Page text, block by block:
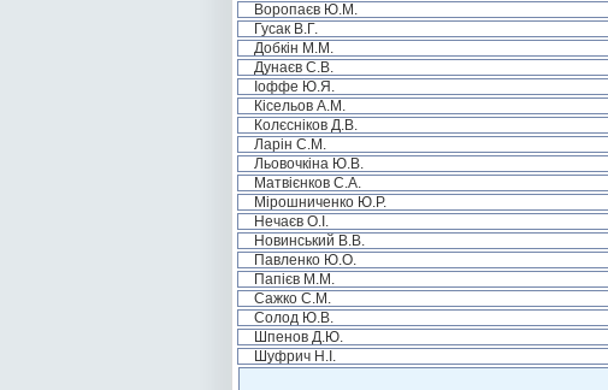
Воропаєв Ю.М.
Гусак В.Г.
Добкін М.М.
Дунаєв С.В.
Іоффе Ю.Я.
Кісельов А.М.
Колєсніков Д.В.
Ларін С.М.
Льовочкіна Ю.В.
Матвієнков С.А.
Мірошниченко Ю.Р.
Нечаєв О.І.
Новинський В.В.
Павленко Ю.О.
Папієв М.М.
Сажко С.М.
Солод Ю.В.
Шпенов Д.Ю.
Шуфрич Н.І.